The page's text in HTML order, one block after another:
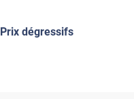
Prix dégressifs